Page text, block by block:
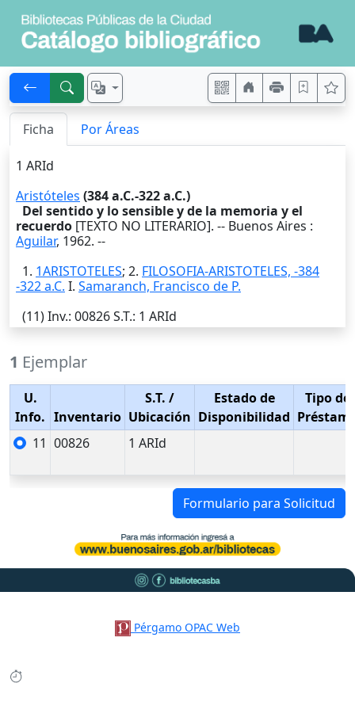
Ficha Por Áreas
1 ARId
Aristóteles (384 a.C.-322 a.C.)
Del sentido y lo sensible y de la memoria y el
recuerdo [TEXTO NO LITERARIO]. -- Buenos Aires :
Aguilar, 1962. --
1. 1ARISTOTELES; 2. FILOSOFIA-ARISTOTELES, -384
-322 a.C. I. Samaranch, Francisco de P.
(11)Inv.: 00826S.T.: 1 ARId
1 Ejemplar
U.
Info. Inventario
S.T. /
Ubicación
Estado de
Disponibilidad
Tipo de
11 00826 1 ARId
Formulario para Solicitud
Pérgamo OPAC Web